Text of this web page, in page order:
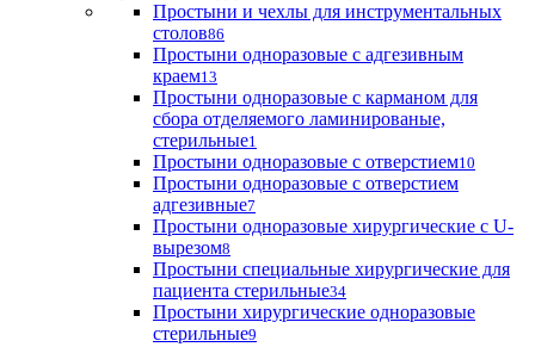
Простыни и чехлы для инструментальных
столов86
Простыни одноразовые с адгезивным
краем13
Простыни одноразовые с карманом для
сбора отделяемого ламинированые,
стерильные1
Простыни одноразовые с отверстием10
Простыни одноразовые с отверстием
адгезивные7
Простыни одноразовые хирургические с U-
вырезом8
Простыни специальные хирургические для
пациента стерильные34
Простыни хирургические одноразовые
стерильные9